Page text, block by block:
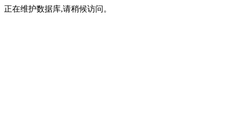
正在维护数据库,请稍候访问。